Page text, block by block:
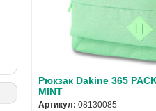
Рюкзак Dakine 365
MINT
Артикул: 08130085